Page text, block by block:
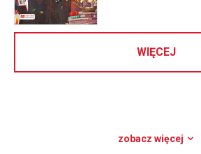
WIĘCEJ
zobacz więcej